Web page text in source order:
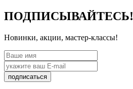
ПОДПИСЫВАЙТЕСЬ!
Новинки, акции, мастер-классы!
подписаться